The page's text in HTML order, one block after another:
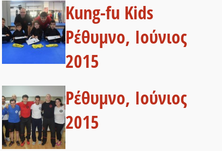
Kung-fu Kids
Ρέθυμνο, Ιούνιος
2015
Ρέθυμνο, Ιούνιος
2015